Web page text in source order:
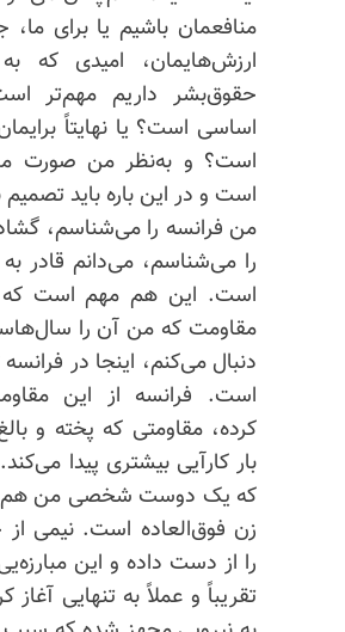
منافعمان باشیم یا برای ما،
ارزش‌هایمان، امیدی که
حقوق‌بشر داریم مهم‌تر
اساسی است؟ یا نهایتاً
است؟ و به‌نظر من صورت
است و در این باره باید تصمیم
من فرانسه را می‌شناسم،
را می‌شناسم، می‌دانم قادر
است. این هم مهم است که
مقاومت که من آن را
دنبال می‌کنم، اینجا در
است. فرانسه از این
کرده، مقاومتی که پخته و
بار کارآیی بیشتری پیدا می‌کند.
که یک دوست شخصی من
زن فوق‌العاده است. نیمی از
را از دست داده و این
تقریباً و عملاً به تنهایی